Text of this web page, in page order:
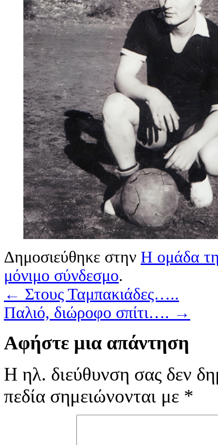
Δημοσιεύθηκε στην Η ομάδα
μόνιμο σύνδεσμο.
← Στους Ταμπακιάδες…..
Παλιό, διώροφο σπίτι…. →
Αφήστε μια απάντηση
Η ηλ. διεύθυνση σας δεν
πεδία σημειώνονται με *